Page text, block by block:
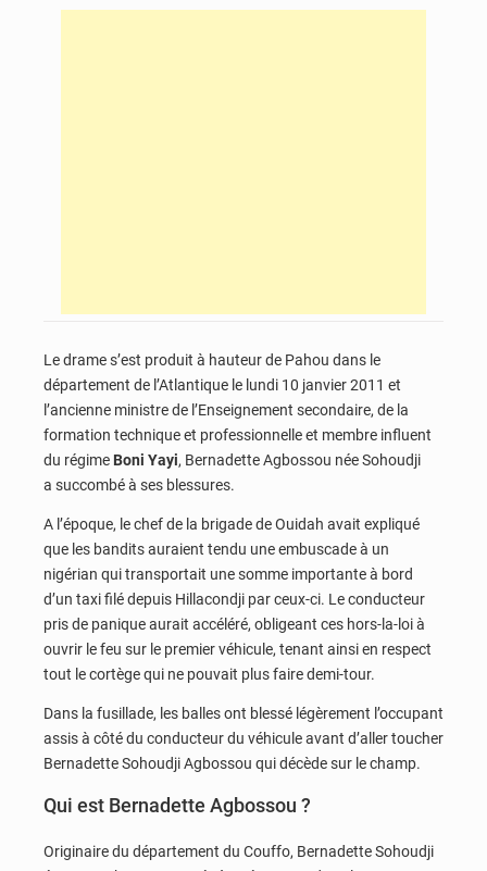
Le drame s’est produit à hauteur de Pahou dans le
département de l’Atlantique le lundi 10 janvier 2011 et
l’ancienne ministre de l’Enseignement secondaire, de la
formation technique et professionnelle et membre influent
du régime Boni Yayi, Bernadette Agbossou née Sohoudji
a succombé à ses blessures.
A l’époque, le chef de la brigade de Ouidah avait expliqué
que les bandits auraient tendu une embuscade à un
nigérian qui transportait une somme importante à bord
d’un taxi filé depuis Hillacondji par ceux-ci. Le conducteur
pris de panique aurait accéléré, obligeant ces hors-la-loi à
ouvrir le feu sur le premier véhicule, tenant ainsi en respect
tout le cortège qui ne pouvait plus faire demi-tour.
Dans la fusillade, les balles ont blessé légèrement l’occupant
assis à côté du conducteur du véhicule avant d’aller toucher
Bernadette Sohoudji Agbossou qui décède sur le champ.
Qui est Bernadette Agbossou ?
Originaire du département du Couffo, Bernadette Sohoudji